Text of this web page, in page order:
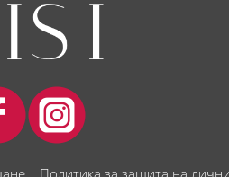
Политика за защита на